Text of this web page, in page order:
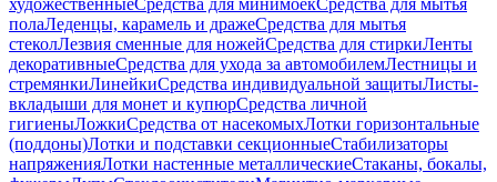
художественныеСредства для минимоекСредства для мытья
полаЛеденцы, карамель и дражеСредства для мытья
стеколЛезвия сменные для ножейСредства для стиркиЛенты
декоративныеСредства для ухода за автомобилемЛестницы и
стремянкиЛинейкиСредства индивидуальной защитыЛисты-
вкладыши для монет и купюрСредства личной
гигиеныЛожкиСредства от насекомыхЛотки горизонтальные
(поддоны)Лотки и подставки секционныеСтабилизаторы
напряженияЛотки настенные металлическиеСтаканы, бокалы,